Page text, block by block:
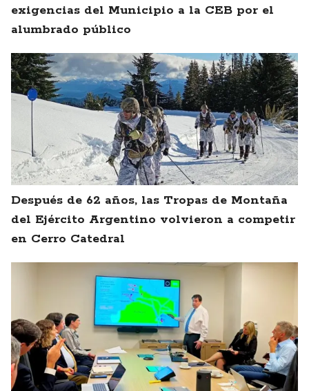
exigencias del Municipio a la CEB por el
alumbrado público
Después de 62 años, las Tropas de Montaña
del Ejército Argentino volvieron a competir
en Cerro Catedral